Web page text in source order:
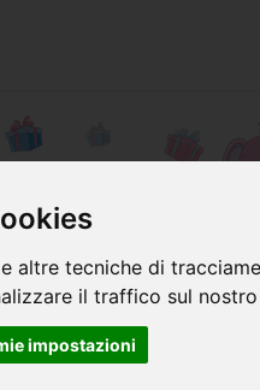
altre tecniche di
il traffico sul
impostazioni